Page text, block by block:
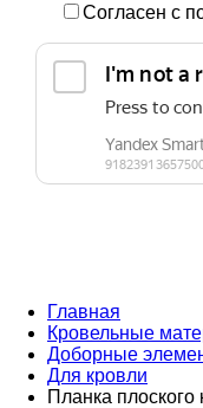
Согласен с
Главная
Кровельные
Доборные
Для кровли
Планка